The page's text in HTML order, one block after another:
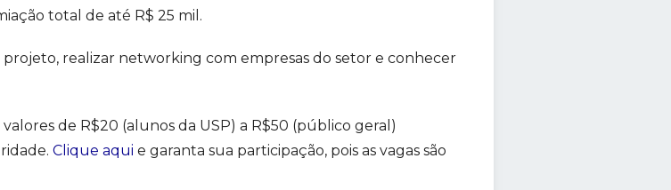
total de até R$ 25 mil.
realizar networking com empresas do setor e conhecer
de R$20 (alunos da USP) a R$50 (público geral)
Clique aqui e garanta sua participação, pois as vagas são